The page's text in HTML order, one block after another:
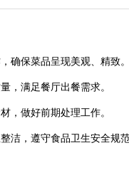
确保菜品呈现美观、精致
，满足餐厅出餐需求。
，做好前期处理工作。
洁，遵守食品卫生安全规